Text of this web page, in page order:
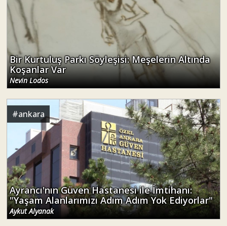
Bir Kurtuluş Parkı Söyleşisi: Meşelerin Altında
Koşanlar Var
Nevin Lodos
#ankara
Ayrancı'nın Güven Hastanesi ile İmtihanı:
"Yaşam Alanlarımızı Adım Adım Yok Ediyorlar"
Aykut Alyanak
ANASAYFA|CANLI YAYIN|ARŞİV|ABONELİK|